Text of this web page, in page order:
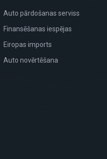
Auto pārdošanas serviss
Finansēšanas iespējas
Eiropas imports
Auto novērtēšana